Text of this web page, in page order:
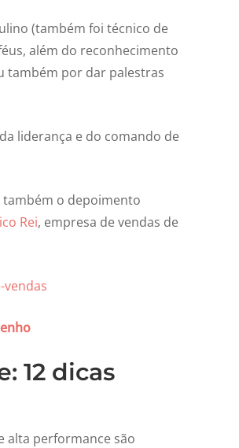
(também foi técnico de
além do reconhecimento
também por dar palestras
liderança e do comando de
também o depoimento
Rei, empresa de vendas de
12 dicas
alta performance são